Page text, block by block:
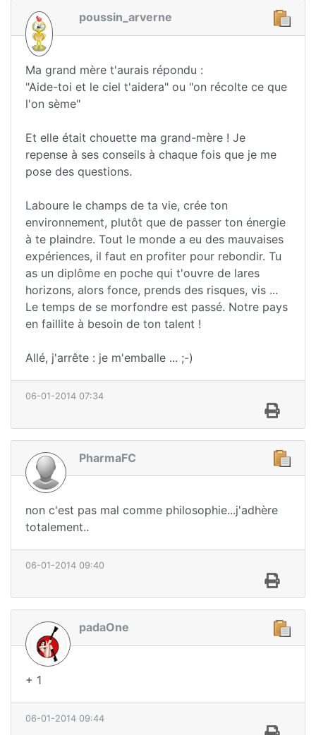
poussin_arverne
Ma grand mère t'aurais répondu :
"Aide-toi et le ciel t'aidera" ou "on récolte ce que
l'on sème"
Et elle était chouette ma grand-mère ! Je
repense à ses conseils à chaque fois que je me
pose des questions.
Laboure le champs de ta vie, crée ton
environnement, plutôt que de passer ton énergie
à te plaindre. Tout le monde a eu des mauvaises
expériences, il faut en profiter pour rebondir. Tu
as un diplôme en poche qui t'ouvre de lares
horizons, alors fonce, prends des risques, vis ...
Le temps de se morfondre est passé. Notre pays
en faillite à besoin de ton talent !
Allé, j'arrête : je m'emballe ... ;-)
06-01-2014 07:34
PharmaFC
non c'est pas mal comme philosophie...j'adhère
totalement..
06-01-2014 09:40
padaOne
+ 1
06-01-2014 09:44